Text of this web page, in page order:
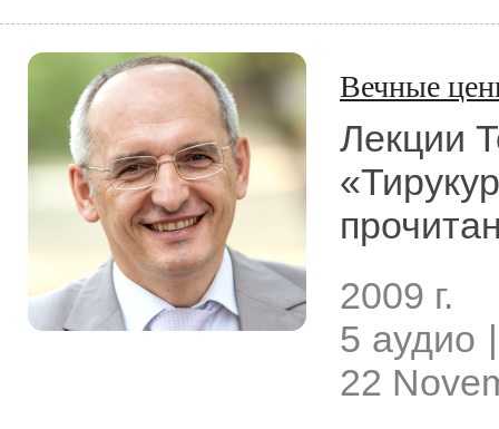
Вечные
Лекции
2009 г.
5 аудио
22